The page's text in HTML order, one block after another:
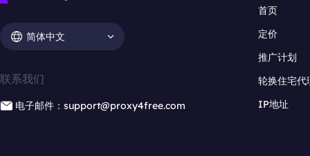
简体中文
联系我们
电子邮件：support@proxy4free.com
首页
定价
推广计划
轮换住宅代
IP地址